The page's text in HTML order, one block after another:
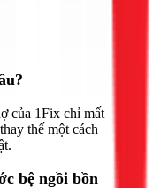
của 1Fix chỉ mất
thế một cách
bệ ngồi bồn